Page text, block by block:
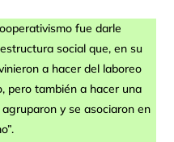
fue darle
social que, en su
a hacer del laboreo
pero también a hacer una
y se asociaron en